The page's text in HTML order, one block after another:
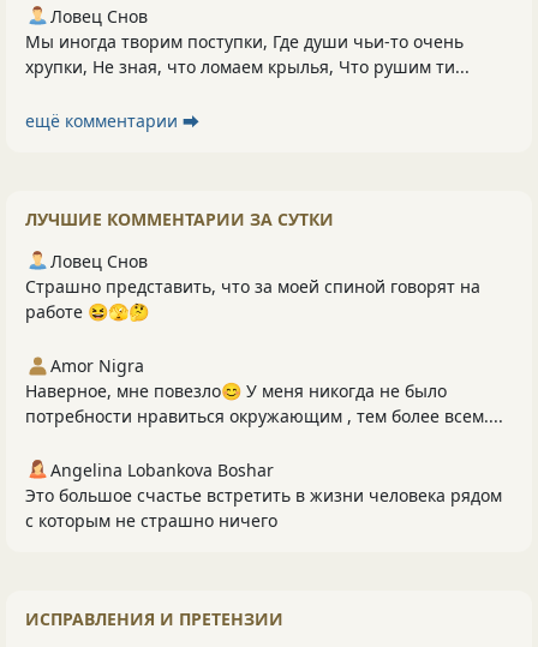
Ловец Снов
Мы иногда творим поступки, Где души чьи-то очень
хрупки, Не зная, что ломаем крылья, Что рушим ти...
ещё комментарии ⮕
ЛУЧШИЕ КОММЕНТАРИИ ЗА СУТКИ
Ловец Снов
Страшно представить, что за моей спиной говорят на
работе 😆🫣🤔
Amor Nigra
Наверное, мне повезло😊 У меня никогда не было
потребности нравиться окружающим , тем более всем....
Angelina Lobankova Boshar
Это большое счастье встретить в жизни человека рядом
с которым не страшно ничего
ИСПРАВЛЕНИЯ И ПРЕТЕНЗИИ